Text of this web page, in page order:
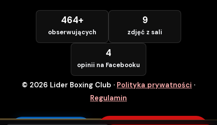
Numer Telefonu *
POTWIERDZAM — WCHODZĘ ZA
DARMO
464+
obserwujących
9
zdjęć z sali
4
opinii na Facebooku
© 2026 Lider Boxing Club · Polityka prywatności ·
Regulamin